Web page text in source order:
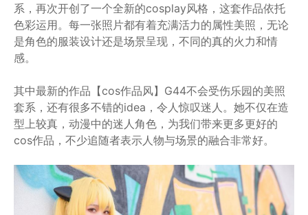
系，再次开创了一个全新的cosplay风格，这套作品依托
色彩运用。每一张照片都有着充满活力的属性美照，无论
是角色的服装设计还是场景呈现，不同的真的火力和情
感。
其中最新的作品【cos作品风】G44不会受伤乐园的美照
套系，还有很多不错的idea，令人惊叹迷人。她不仅在造
型上较真，动漫中的迷人角色，为我们带来更多更好的
cos作品，不少追随者表示人物与场景的融合非常好。